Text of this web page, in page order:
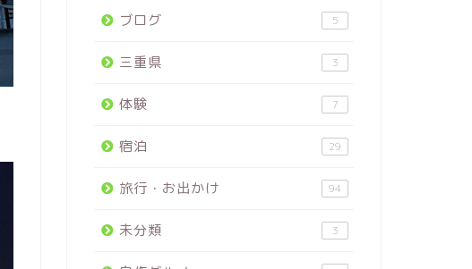
ブログ 5
三重県 3
体験 7
宿泊 29
旅行・お出かけ 94
未分類 3